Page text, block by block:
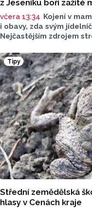
z Jeseníku boří zažité
včera 13:34 Kojení v
i obavy, zda svým
Nejčastějším zdrojem
se nadýmavým
alergenů. Mýty o stravě
z Jeseníku.
Tipy
Střední zemědělská
hlasy v Cenách kraje